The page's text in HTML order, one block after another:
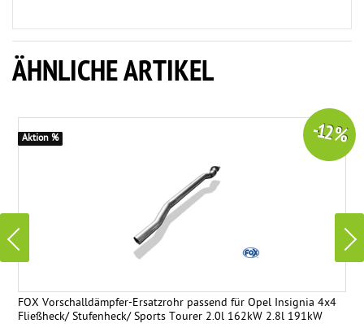
ÄHNLICHE ARTIKEL
FOX Vorschalldämpfer-Ersatzrohr passend für Opel Insignia 4x4
Fließheck/ Stufenheck/ Sports Tourer 2.0l 162kW 2.8l 191kW
-12 %
Aktion %